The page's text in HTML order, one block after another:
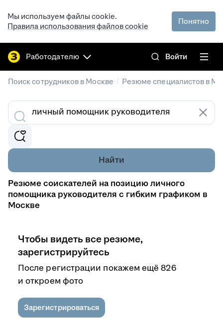
Мы используем файлы cookie.
Правила использования файлов cookie
Понятно
Работодателю Войти
Поиск сотрудников в Москве / Резюме специалистов в
Найти
Резюме соискателей на позицию личного
помощника руководителя с гибким графиком в
Москве
Чтобы видеть все резюме,
зарегистрируйтесь
После регистрации покажем ещё 826
и откроем фото
Зарегистрироваться